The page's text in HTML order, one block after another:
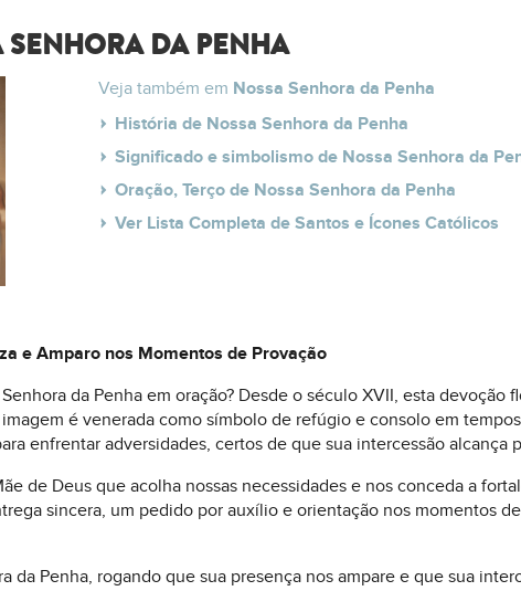
SENHORA DA PENHA
Veja também em Nossa Senhora da Penha
História de Nossa Senhora da Penha
Significado e simbolismo de Nossa Senhora da
Oração, Terço de Nossa Senhora da Penha
Ver Lista Completa de Santos e Ícones Católicos
e Amparo nos Momentos de Provação
da Penha em oração? Desde o século XVII, esta devoção
é venerada como símbolo de refúgio e consolo em
enfrentar adversidades, certos de que sua intercessão alcança
de Deus que acolha nossas necessidades e nos conceda a
sincera, um pedido por auxílio e orientação nos momentos
da Penha, rogando que sua presença nos ampare e que sua